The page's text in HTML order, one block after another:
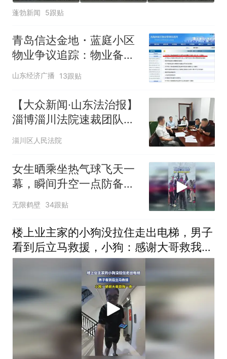
蓬勃新闻 5跟贴
青岛信达金地・蓝庭小区
物业争议追踪：物业备案
存瑕疵、业主大会投票引
质疑，西海岸新区首创业
委会履职指引落地遇堵点
山东经济广播 13跟贴
【大众新闻·山东法治报】
淄博淄川法院速裁团队凝
聚联动合力，高效化解一
起多年物业服务合同纠纷
淄川区人民法院
女生晒乘坐热气球飞天一
幕，瞬间升空一点防备都
没有
无限鹤壁 34跟贴
楼上业主家的小狗没拉住走出电梯，男子
看到后立马救援，小狗：感谢大哥救我一
命